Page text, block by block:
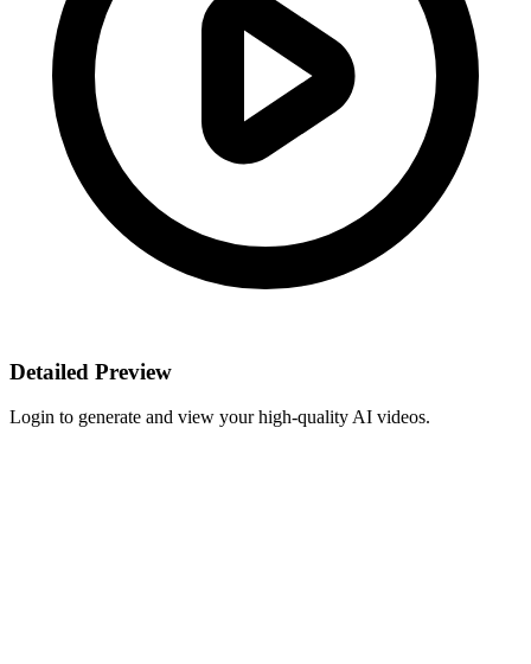
Detailed Preview
Login to generate and view your high-quality AI videos.